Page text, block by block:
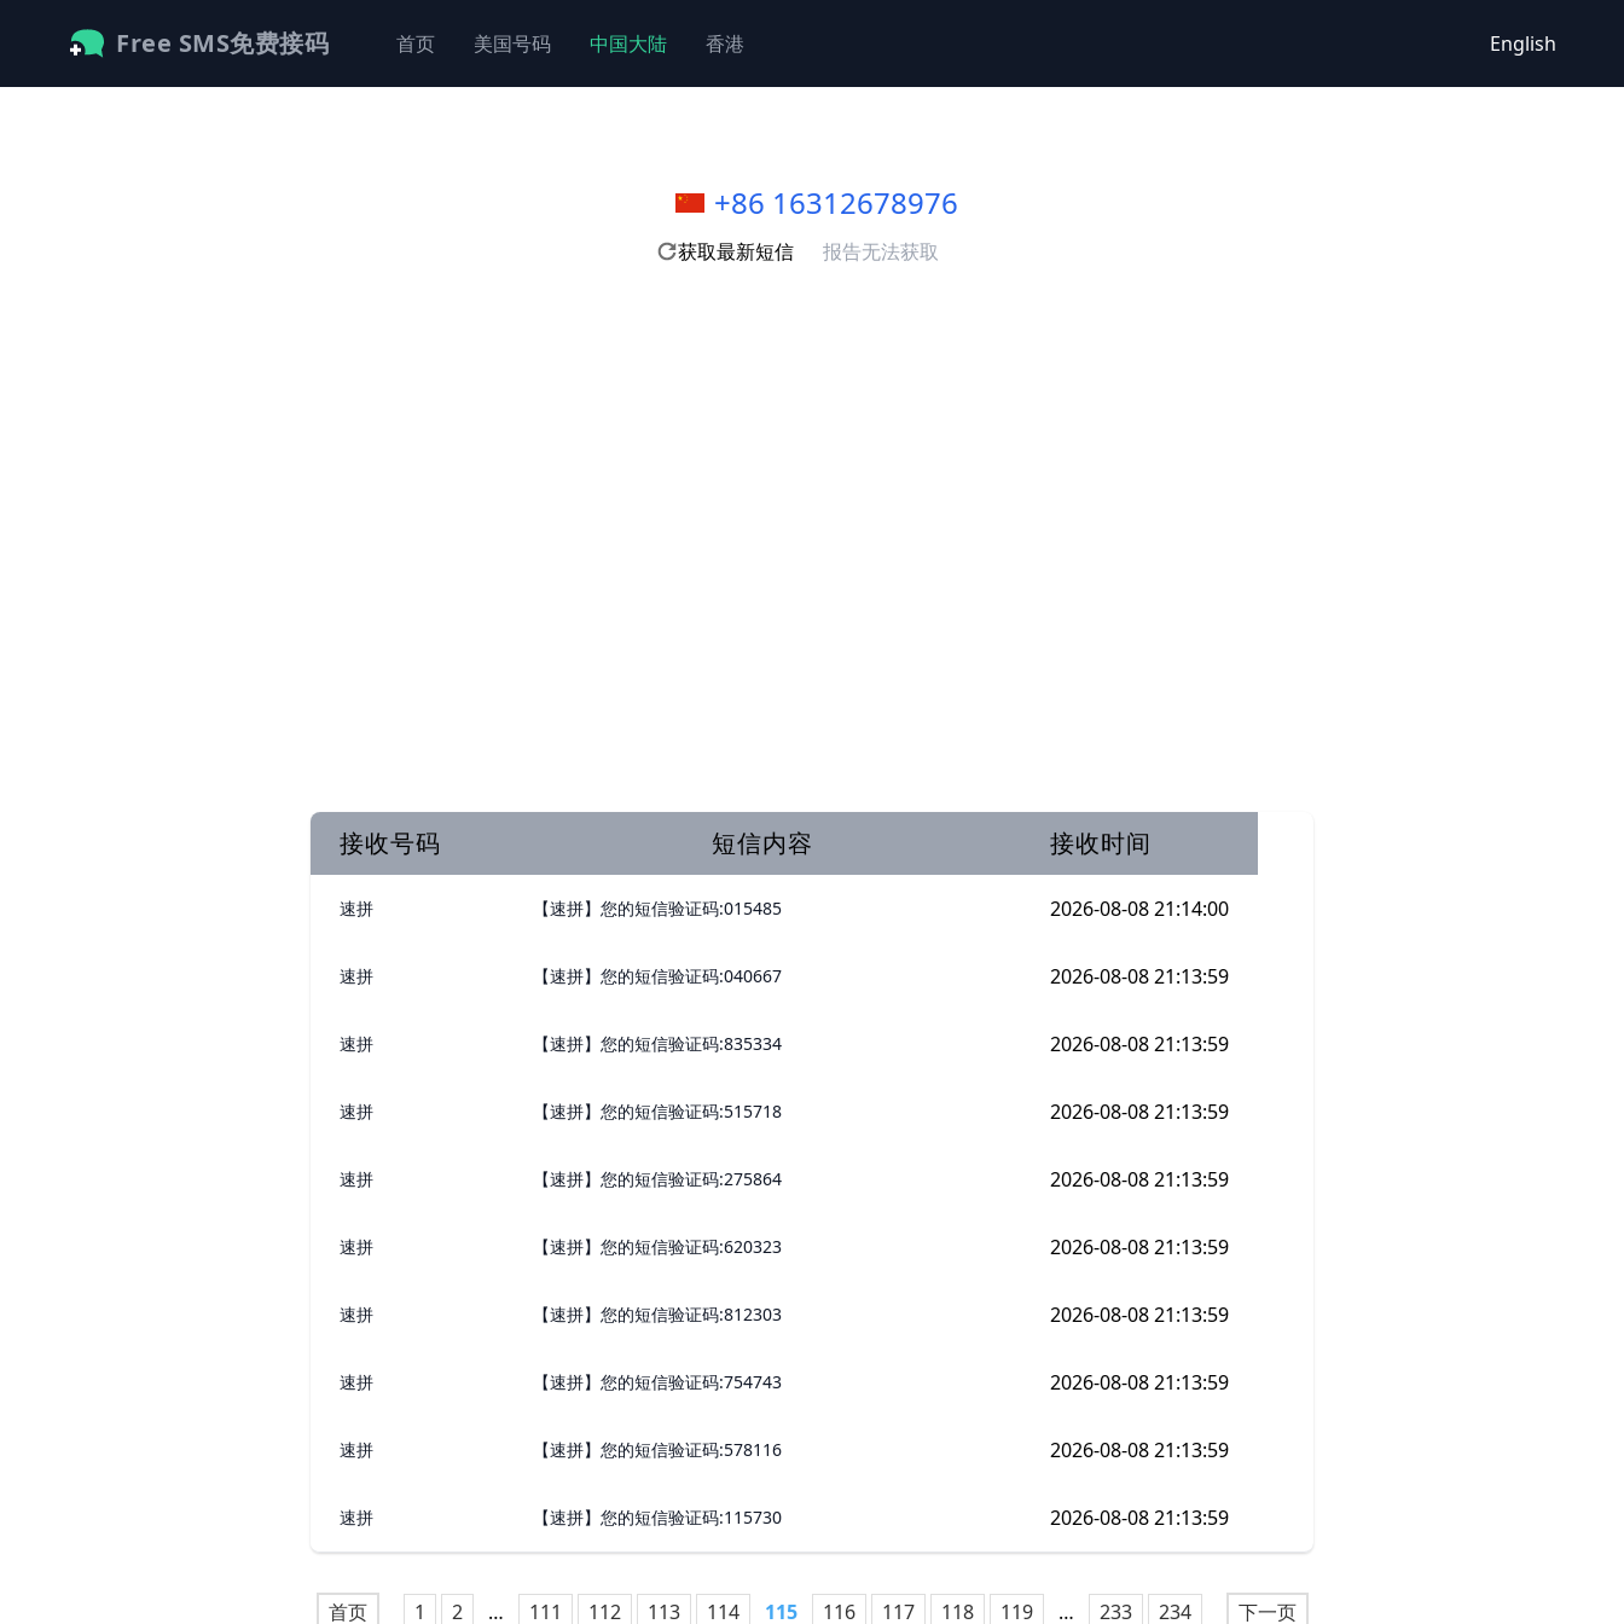
Free SMS免费接码 首页 美国号码 中国大陆 香港 English
+86 16312678976
获取最新短信 报告无法获取
接收号码 短信内容 接收时间
速拼 【速拼】您的短信验证码:015485 2026-08-08 21:14:00
速拼 【速拼】您的短信验证码:040667 2026-08-08 21:13:59
速拼 【速拼】您的短信验证码:835334 2026-08-08 21:13:59
速拼 【速拼】您的短信验证码:515718 2026-08-08 21:13:59
速拼 【速拼】您的短信验证码:275864 2026-08-08 21:13:59
速拼 【速拼】您的短信验证码:620323 2026-08-08 21:13:59
速拼 【速拼】您的短信验证码:812303 2026-08-08 21:13:59
速拼 【速拼】您的短信验证码:754743 2026-08-08 21:13:59
速拼 【速拼】您的短信验证码:578116 2026-08-08 21:13:59
速拼 【速拼】您的短信验证码:115730 2026-08-08 21:13:59
首页 1 2 … 111 112 113 114 115 116 117 118 119 … 233 234 下一页